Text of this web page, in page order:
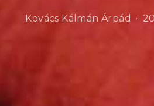
Kovács Kálmán Árpád